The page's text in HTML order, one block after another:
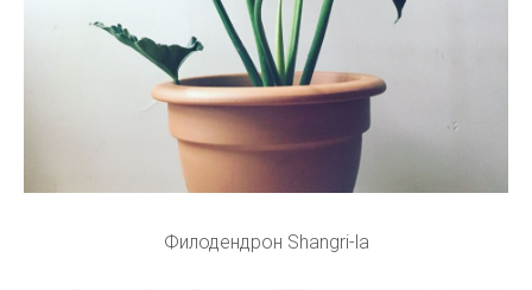
Филодендрон Shangri-la